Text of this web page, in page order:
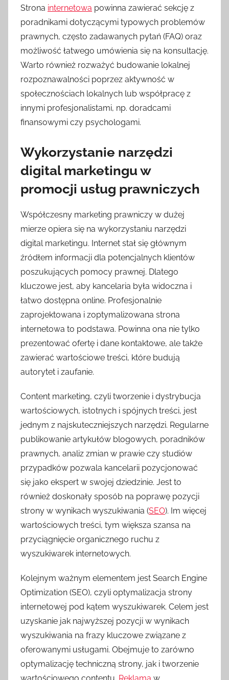
Strona internetowa powinna zawierać sekcję z
poradnikami dotyczącymi typowych problemów
prawnych, często zadawanych pytań (FAQ) oraz
możliwość łatwego umówienia się na konsultację.
Warto również rozważyć budowanie lokalnej
rozpoznawalności poprzez aktywność w
społecznościach lokalnych lub współpracę z
innymi profesjonalistami, np. doradcami
finansowymi czy psychologami.
Wykorzystanie narzędzi
digital marketingu w
promocji usług prawniczych
Współczesny marketing prawniczy w dużej
mierze opiera się na wykorzystaniu narzędzi
digital marketingu. Internet stał się głównym
źródłem informacji dla potencjalnych klientów
poszukujących pomocy prawnej. Dlatego
kluczowe jest, aby kancelaria była widoczna i
łatwo dostępna online. Profesjonalnie
zaprojektowana i zoptymalizowana strona
internetowa to podstawa. Powinna ona nie tylko
prezentować ofertę i dane kontaktowe, ale także
zawierać wartościowe treści, które budują
autorytet i zaufanie.
Content marketing, czyli tworzenie i dystrybucja
wartościowych, istotnych i spójnych treści, jest
jednym z najskuteczniejszych narzędzi. Regularne
publikowanie artykułów blogowych, poradników
prawnych, analiz zmian w prawie czy studiów
przypadków pozwala kancelarii pozycjonować
się jako ekspert w swojej dziedzinie. Jest to
również doskonały sposób na poprawę pozycji
strony w wynikach wyszukiwania (SEO). Im więcej
wartościowych treści, tym większa szansa na
przyciągnięcie organicznego ruchu z
wyszukiwarek internetowych.
Kolejnym ważnym elementem jest Search Engine
Optimization (SEO), czyli optymalizacja strony
internetowej pod kątem wyszukiwarek. Celem jest
uzyskanie jak najwyższej pozycji w wynikach
wyszukiwania na frazy kluczowe związane z
oferowanymi usługami. Obejmuje to zarówno
optymalizację techniczną strony, jak i tworzenie